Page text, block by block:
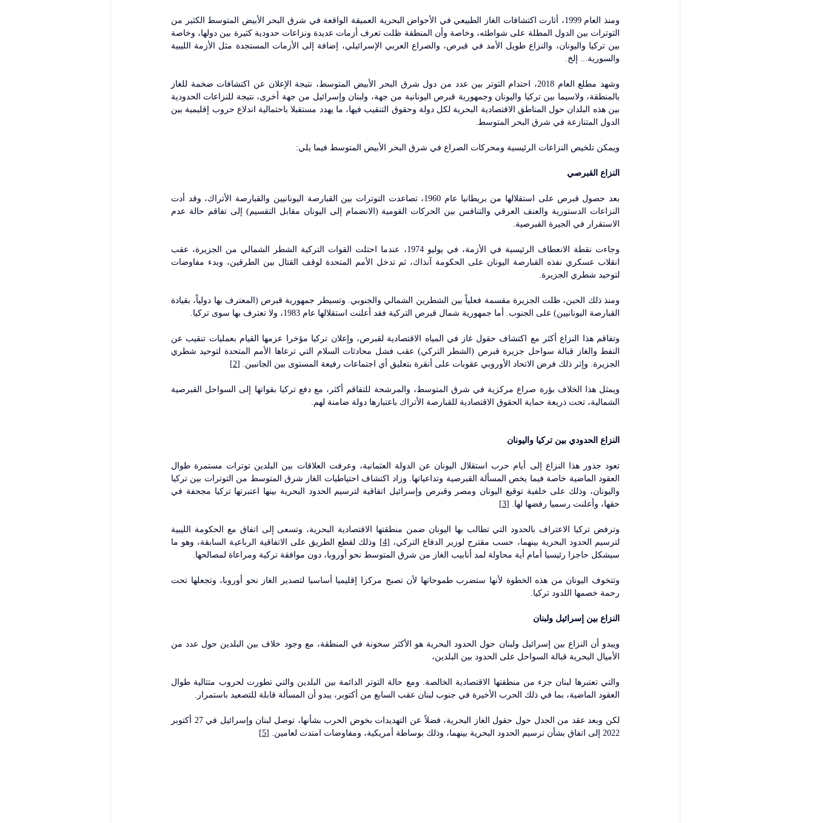
والسورية... إلخ.
الدول المتنازعة في شرق البحر المتوسط.
ويمكن تلخيص النزاعات الرئيسية ومحركات الصراع في شرق البحر الأبيض المتوسط فيما يلي:
النزاع القبرصي
الاستقرار في الجيرة القبرصية.
لتوحيد شطري الجزيرة.
القبارصة اليونانيين) على الجنوب. أما جمهورية شمال قبرص التركية فقد أعلنت استقلالها عام 1983، ولا تعترف بها سوى تركيا.
الجزيرة. وإثر ذلك فرض الاتحاد الأوروبي عقوبات على أنقرة بتعليق أي اجتماعات رفيعة المستوى بين الجانبين. [2]
الشمالية، تحت ذريعة حماية الحقوق الاقتصادية للقبارصة الأتراك باعتبارها دولة ضامنة لهم.
النزاع الحدودي بين تركيا واليونان
حقها، وأعلنت رسميا رفضها لها. [3]
لترسيم الحدود البحرية بينهما، حسب مقترح لوزير الدفاع التركي، [4]
سيشكل حاجزا رئيسيا أمام أية محاولة لمد أنابيب الغاز من شرق المتوسط نحو أوروبا، دون موافقة تركية ومراعاة لمصالحها.
رحمة خصمها اللدود تركيا.
النزاع بين إسرائيل ولبنان
الأميال البحرية قبالة السواحل على الحدود بين البلدين،
العقود الماضية، بما في ذلك الحرب الأخيرة في جنوب لبنان عقب السابع من أكتوبر، يبدو أن المسألة قابلة للتصعيد باستمرار.
2022 إلى اتفاق بشأن ترسيم الحدود البحرية بينهما، وذلك بوساطة أمريكية، ومفاوضات امتدت لعامين.
[5]